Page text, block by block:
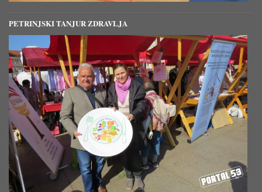
PETRINJSKI TANJUR ZDRAVLJA